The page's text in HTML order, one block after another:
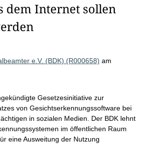
dem Internet sollen
e.V. (BDK) (R000658) am
Gesetzesinitiative zur
von Gesichtserkennungssoftware bei
in sozialen Medien. Der BDK lehnt
im öffentlichen Raum
eine Ausweitung der Nutzung